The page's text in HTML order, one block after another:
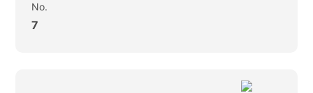
No.
7